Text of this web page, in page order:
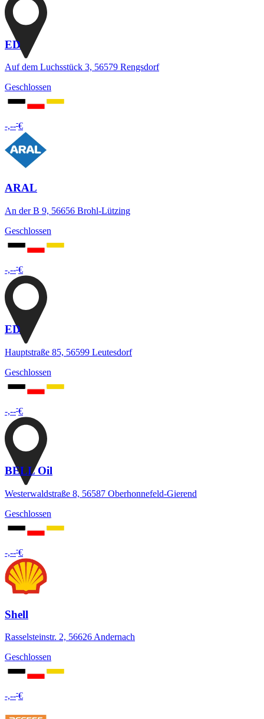
ED
Auf dem Luchsstück 3, 56579 Rengsdorf
Geschlossen
-,---€
ARAL
An der B 9, 56656 Brohl-Lützing
Geschlossen
-,---€
ED
Hauptstraße 85, 56599 Leutesdorf
Geschlossen
-,---€
BELL Oil
Westerwaldstraße 8, 56587 Oberhonnefeld-Gierend
Geschlossen
-,---€
Shell
Rasselsteinstr. 2, 56626 Andernach
Geschlossen
-,---€